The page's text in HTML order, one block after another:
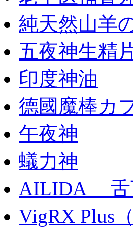
純天然山羊
五夜神生精
印度神油
德國魔棒カ
午夜神
蟻力神
AILIDA 舌
VigRX Plus